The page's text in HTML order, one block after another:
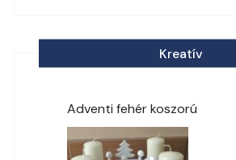
Kreatív
Adventi fehér koszorú